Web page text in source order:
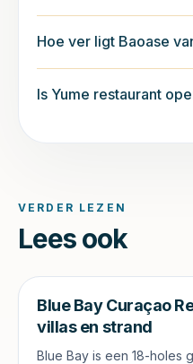
Hoe ver ligt Baoase
Is Yume restaurant
VERDER LEZEN
Lees ook
Blue Bay Curaçao
villas en strand
Blue Bay is een 18-holes